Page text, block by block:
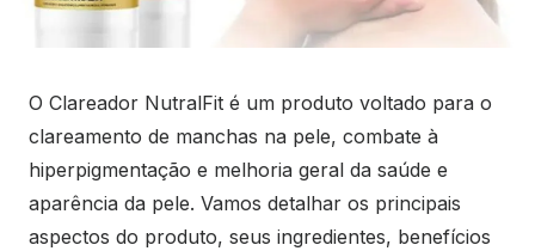
O Clareador NutralFit é um produto voltado para o
clareamento de manchas na pele, combate à
hiperpigmentação e melhoria geral da saúde e
aparência da pele. Vamos detalhar os principais
aspectos do produto, seus ingredientes, benefícios